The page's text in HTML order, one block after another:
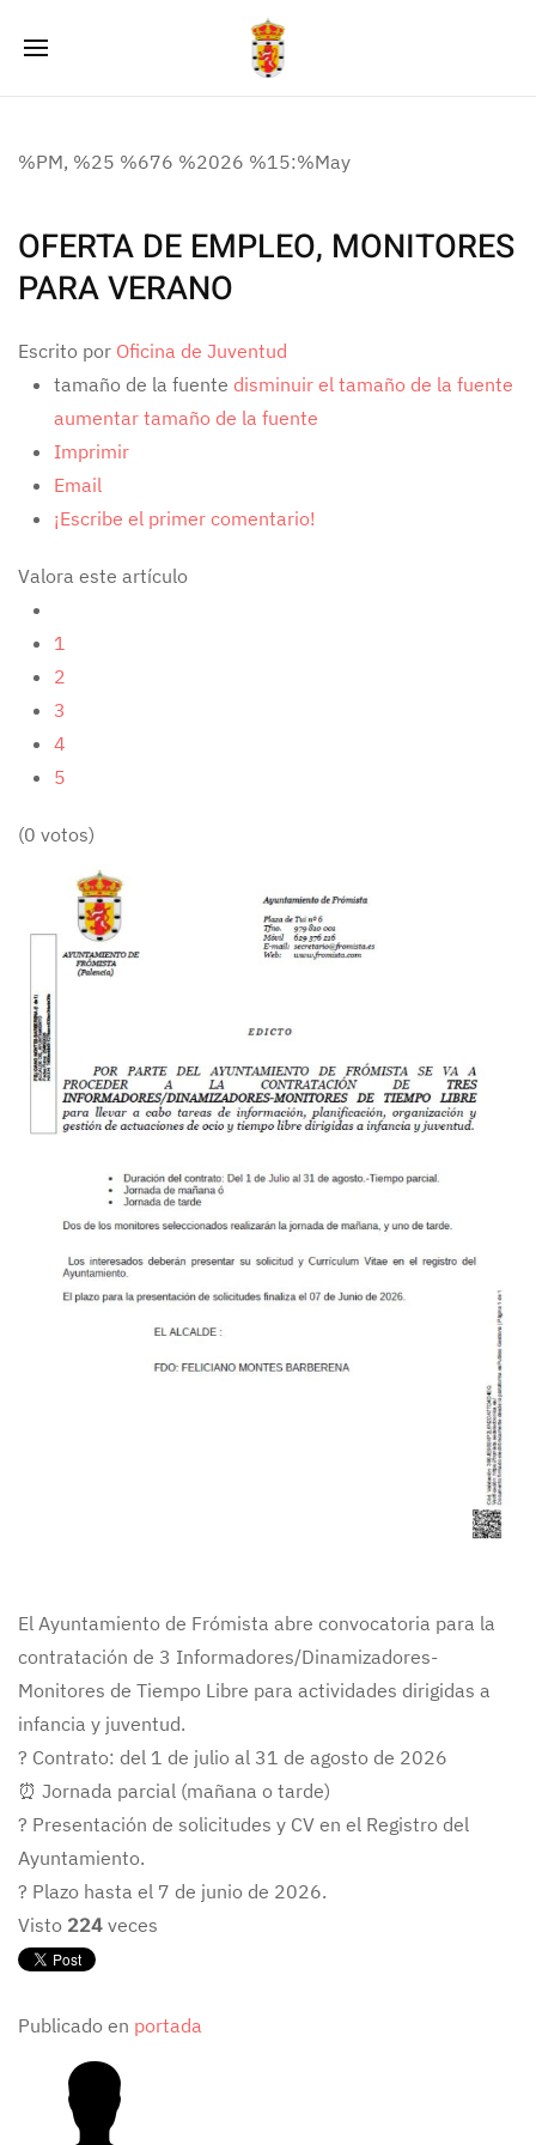
%PM, %25 %676 %2026 %15:%May
OFERTA DE EMPLEO, MONITORES
PARA VERANO
Escrito por Oficina de Juventud
tamaño de la fuente disminuir el tamaño de la fuente
aumentar tamaño de la fuente
Imprimir
Email
¡Escribe el primer comentario!
Valora este artículo
1
2
3
4
5
(0 votos)
El Ayuntamiento de Frómista abre convocatoria para la
contratación de 3 Informadores/Dinamizadores-
Monitores de Tiempo Libre para actividades dirigidas a
infancia y juventud.
? Contrato: del 1 de julio al 31 de agosto de 2026
⏰ Jornada parcial (mañana o tarde)
? Presentación de solicitudes y CV en el Registro del
Ayuntamiento.
? Plazo hasta el 7 de junio de 2026.
Visto 224 veces
Publicado en portada